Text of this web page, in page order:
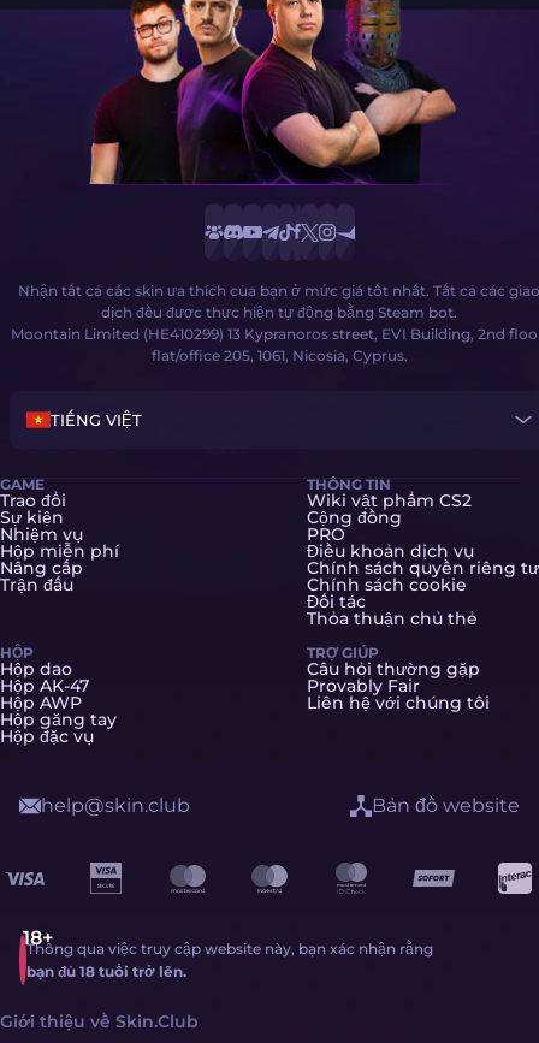
Nhận tất cả các skin ưa thích của bạn ở mức giá tốt nhất. Tất cả các giao
dịch đều được thực hiện tự động bằng Steam bot.
Moontain Limited (HE410299) 13 Kypranoros street, EVI Building, 2nd
flat/office 205, 1061, Nicosia, Cyprus.
TIẾNG VIỆT
GAME
Trao đổi
Sự kiện
Nhiệm vụ
Hộp miễn phí
Nâng cấp
Trận đấu
HỘP
Hộp dao
Hộp AK-47
Hộp AWP
Hộp găng tay
Hộp đặc vụ
THÔNG TIN
Wiki vật phẩm CS2
Cộng đồng
PRO
Điều khoản dịch vụ
Chính sách quyền riêng tư
Chính sách cookie
Đối tác
Thỏa thuận chủ thẻ
TRỢ GIÚP
Câu hỏi thường gặp
Provably Fair
Liên hệ với chúng tôi
Thông qua việc truy cập website này, bạn xác nhận rằng
bạn đủ 18 tuổi trở lên.
help@skin.club Bản đồ website
Giới thiệu về Skin.Club